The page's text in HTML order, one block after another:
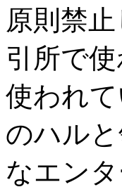
原則禁
引所で
使われ
のハル
なエン